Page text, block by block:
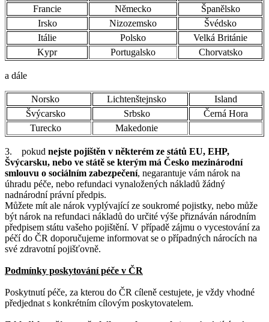
Francie
Německo
Španělsko
Irsko
Nizozemsko
Švédsko
Itálie
Polsko
Velká Británie
Kypr
Portugalsko Chorvatsko
a dále
Norsko Lichtenštejnsko
Island
Švýcarsko
Srbsko
Černá Hora
Turecko
Makedonie
3. pokud nejste pojištěn v některém ze států EU, EHP,
Švýcarsku, nebo ve státě se kterým má Česko mezinárodní
smlouvu o sociálním zabezpečení, negarantuje vám nárok na
úhradu péče, nebo refundaci vynaložených nákladů žádný
nadnárodní právní předpis.
Můžete mít ale nárok vyplývající ze soukromé pojistky, nebo může
být nárok na refundaci nákladů do určité výše přiznáván národním
předpisem státu vašeho pojištění. V případě zájmu o vycestování za
péčí do ČR doporučujeme informovat se o případných nárocích na
své zdravotní pojišťovně.
Podmínky poskytování péče v ČR
Poskytnutí péče, za kterou do ČR cíleně cestujete, je vždy vhodné
předjednat s konkrétním cílovým poskytovatelem.